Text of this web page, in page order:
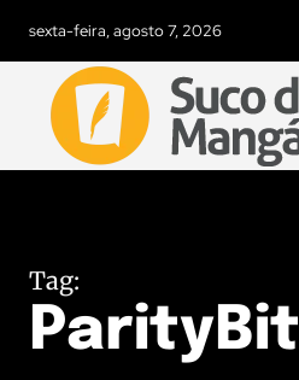
sexta-feira, agosto 7, 2026
Tag:
ParityBit